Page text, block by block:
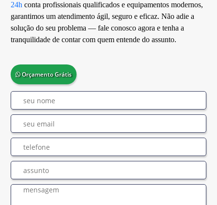
24h conta profissionais qualificados e equipamentos modernos,
garantimos um atendimento ágil, seguro e eficaz. Não adie a
solução do seu problema — fale conosco agora e tenha a
tranquilidade de contar com quem entende do assunto.
Orçamento Grátis